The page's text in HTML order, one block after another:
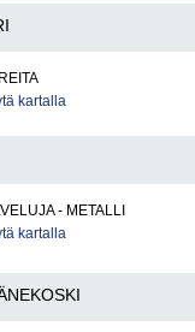
kartalla
- METALLI
kartalla